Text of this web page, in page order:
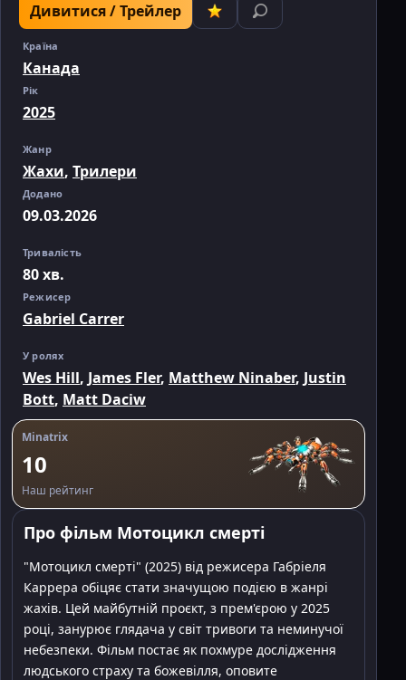
Дивитися / Трейлер
Країна
Канада
Рік
2025
Жанр
Жахи, Трилери
Додано
09.03.2026
Тривалість
80 хв.
Режисер
Gabriel Carrer
У ролях
Wes Hill, James Fler, Matthew Ninaber, Justin
Bott, Matt Daciw
Minatrix
10
Наш рейтинг
Про фільм Мотоцикл смерті
"Мотоцикл смерті" (2025) від режисера Габріеля
Каррера обіцяє стати значущою подією в жанрі
жахів. Цей майбутній проєкт, з прем'єрою у 2025
році, занурює глядача у світ тривоги та неминучої
небезпеки. Фільм постає як похмуре дослідження
людського страху та божевілля, оповите